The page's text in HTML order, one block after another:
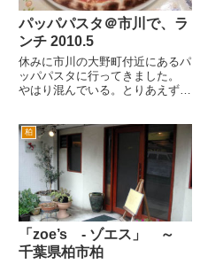
パッパパスタ＠市川で、ラ
ンチ 2010.5
休みに市川の大野町付近にあるパ
ッパパスタに行ってきました。
やはり混んでいる。とりあえず5
待ちます。 20分くらいで入れた
でしょうか。やはり人気が、あり
ますね。 まずは、ゼッポリー...
柏
「zoe’s - ゾエス」 ～
千葉県柏市柏